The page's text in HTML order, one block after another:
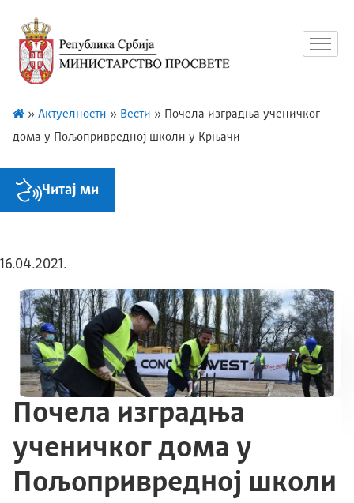
» Актуелности » Вести » Почела изградња ученичког
дома у Пољопривредној школи у Крњачи
Читај ми
16.04.2021.
Почела изградња
ученичког дома у
Пољопривредној школи